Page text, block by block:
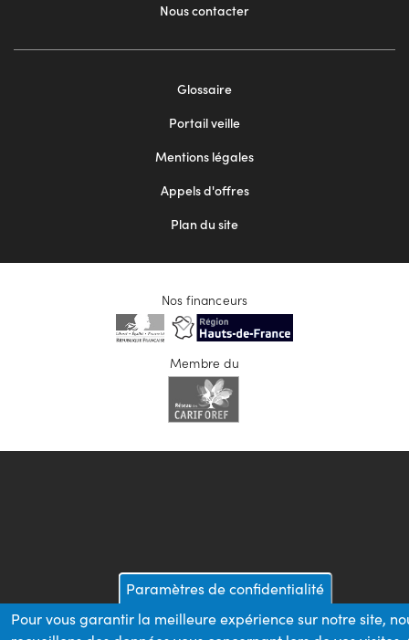
Nous contacter
Glossaire
Portail veille
Mentions légales
Appels d'offres
Plan du site
Nos financeurs
Membre du
Paramètres de confidentialité
Pour vous garantir la meilleure expérience sur notre site,